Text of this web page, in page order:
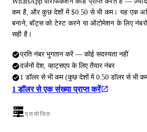
कम है, और कुछ देशों में $0.50 से भी कम। यह एक
बनाने, बॉट्स को टेस्ट करने या ऑटोमेशन के लिए
सही है।
प्रति नंबर भुगतान करें — कोई सदस्यता नहीं
दर्जनों देश, व्हाट्सएप के लिए तैयार नंबर
1 डॉलर से भी कम (कुछ देशों में 0.50 डॉलर से भी
1 डॉलर से एक संख्या प्राप्त करें
प्रायोजित